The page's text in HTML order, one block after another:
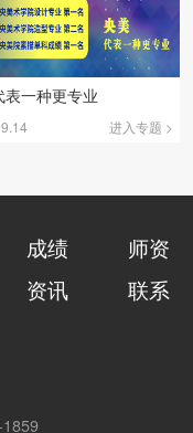
表一种更专业
进入专题 >
成绩
师资
资讯 联系